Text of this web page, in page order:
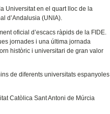
Universitat en el quart lloc de la
d’Andalusia (UNIA).
oficial d’escacs ràpids de la FIDE.
jornades i una última jornada
històric i universitari de gran valor
de diferents universitats espanyoles
Catòlica Sant Antoni de Múrcia